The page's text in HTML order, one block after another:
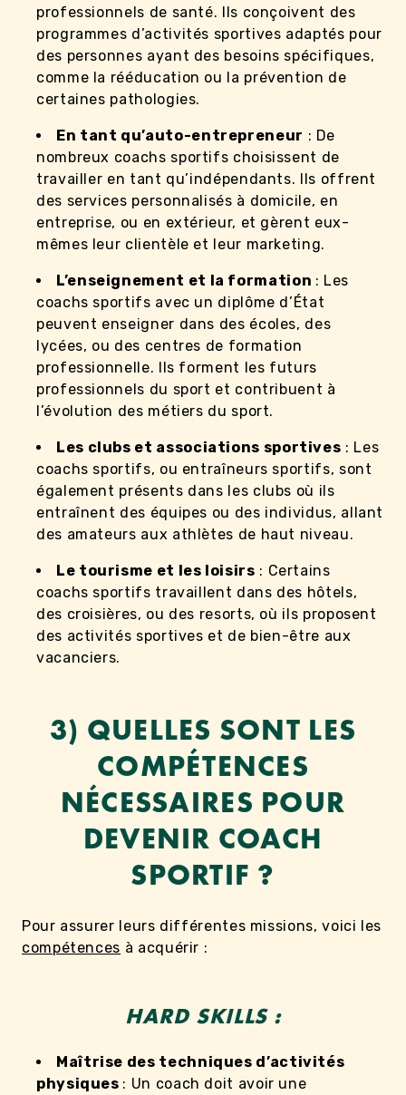
professionnels de santé. Ils conçoivent des
programmes d’activités sportives adaptés pour
des personnes ayant des besoins spécifiques,
comme la rééducation ou la prévention de
certaines pathologies.
En tant qu’auto-entrepreneur : De
nombreux coachs sportifs choisissent de
travailler en tant qu’indépendants. Ils offrent
des services personnalisés à domicile, en
entreprise, ou en extérieur, et gèrent eux-
mêmes leur clientèle et leur marketing.
L’enseignement et la formation : Les
coachs sportifs avec un diplôme d’État
peuvent enseigner dans des écoles, des
lycées, ou des centres de formation
professionnelle. Ils forment les futurs
professionnels du sport et contribuent à
l’évolution des métiers du sport.
Les clubs et associations sportives : Les
coachs sportifs, ou entraîneurs sportifs, sont
également présents dans les clubs où ils
entraînent des équipes ou des individus, allant
des amateurs aux athlètes de haut niveau.
Le tourisme et les loisirs : Certains
coachs sportifs travaillent dans des hôtels,
des croisières, ou des resorts, où ils proposent
des activités sportives et de bien-être aux
vacanciers.
3) QUELLES SONT LES
COMPÉTENCES
NÉCESSAIRES POUR
DEVENIR COACH
SPORTIF ?
Pour assurer leurs différentes missions, voici les
compétences à acquérir :
HARD SKILLS :
Maîtrise des techniques d’activités
physiques : Un coach doit avoir une